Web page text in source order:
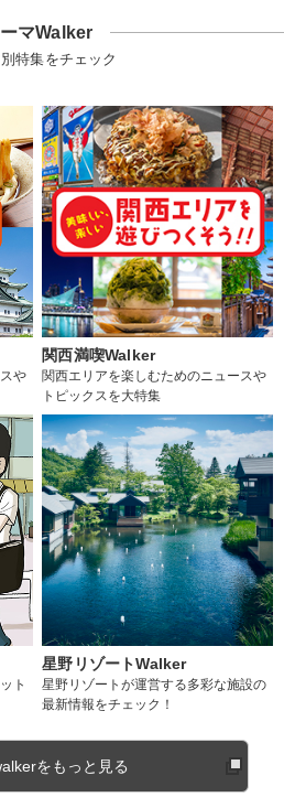
マWalker
特集をチェック
や
関西満喫Walker
関西エリアを楽しむためのニュースや
トピックスを大特集
ト
星野リゾートWalker
星野リゾートが運営する多彩な施設の
最新情報をチェック！
をもっと見る